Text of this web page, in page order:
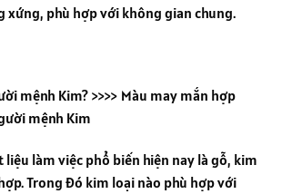
xứng, phù hợp với không gian chung.
mệnh Kim? >>>> Màu may mắn hợp
mệnh Kim
liệu làm việc phổ biến hiện nay là gỗ, kim
Trong đó kim loại nào phù hợp với